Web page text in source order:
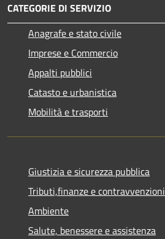
CATEGORIE DI SERVIZIO
Anagrafe e stato civile
Imprese e Commercio
Appalti pubblici
Catasto e urbanistica
Mobilità e trasporti
Giustizia e sicurezza pubblica
Tributi,finanze e contravvenzioni
Ambiente
Salute, benessere e assistenza